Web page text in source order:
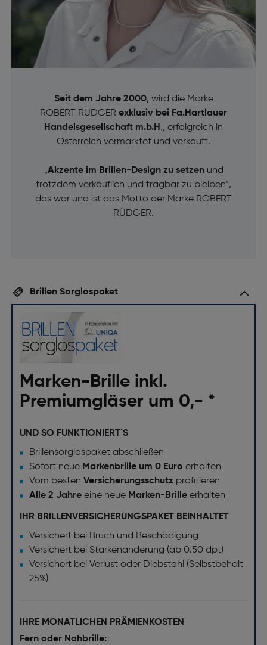
Seit dem Jahre 2000, wird die Marke
ROBERT RÜDGER exklusiv bei Fa.Hartlauer
Handelsgesellschaft m.b.H ., erfolgreich in
Österreich vermarktet und verkauft.
„Akzente im Brillen-Design zu setzenund
trotzdem verkäuflich und tragbar zu bleiben“,
das war und ist das Motto der Marke ROBERT
RÜDGER.
Brillen Sorglospaket
Marken-Brille inkl.
Premiumgläser um 0,- *
UND SO FUNKTIONIERT`S
Brillensorglospaket abschließen
Sofort neue Markenbrille um 0 Euro erhalten
Vom besten Versicherungsschutz profitieren
Alle 2 Jahreeine neue Marken-Brille erhalten
IHR BRILLENVERSICHERUNGSPAKET BEINHALTET
Versichert bei Bruch und Beschädigung
Versichert bei Stärkenänderung (ab 0.50 dpt)
Versichert bei Verlust oder Diebstahl (Selbstbehalt
25%)
IHRE MONATLICHEN PRÄMIENKOSTEN
Fern oder Nahbrille: